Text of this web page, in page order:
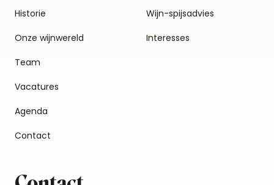
Historie
Onze wijnwereld
Team
Vacatures
Agenda
Contact
Wijn-spijsadvies
Interesses